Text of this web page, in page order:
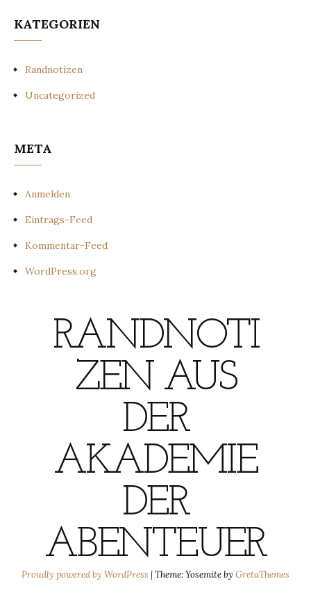
KATEGORIEN
Randnotizen
Uncategorized
META
Anmelden
Eintrags-Feed
Kommentar-Feed
WordPress.org
RANDNOTI
ZEN AUS
DER
AKADEMIE
DER
ABENTEUER
Proudly powered by WordPress |Theme: Yosemite by GretaThemes